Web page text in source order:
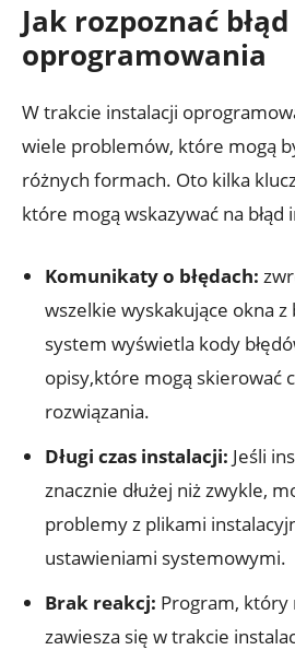
Jak rozpoznać
oprogramowania
W trakcie instalacji
wiele problemów, które mogą
różnych formach. Oto kilka
które mogą wskazywać na błąd
Komunikaty o błędach:
wszelkie wyskakujące okna z
system wyświetla kody
opisy,które mogą skierować
rozwiązania.
Długi czas instalacji: Jeśli
znacznie dłużej niż zwykle,
problemy z plikami
ustawieniami systemowymi.
Brak reakcj: Program, który
zawiesza się w trakcie